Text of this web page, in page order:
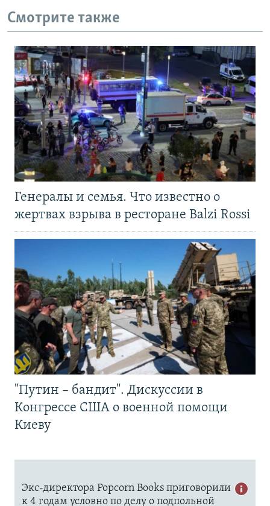
Смотрите также
Генералы и семья. Что известно о
жертвах взрыва в ресторане Balzi Rossi
"Путин – бандит". Дискуссии в
Конгрессе США о военной помощи
Киеву